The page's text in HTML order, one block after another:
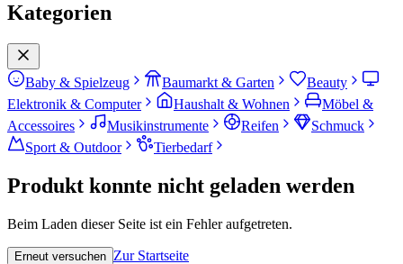
Kategorien
Baby & Spielzeug Baumarkt & Garten
Beauty
Elektronik & Computer
Haushalt & Wohnen
Möbel &
Accessoires
Musikinstrumente Reifen
Schmuck
Sport & Outdoor
Tierbedarf
Produkt konnte nicht geladen werden
Beim Laden dieser Seite ist ein Fehler aufgetreten.
Erneut versuchen Zur Startseite